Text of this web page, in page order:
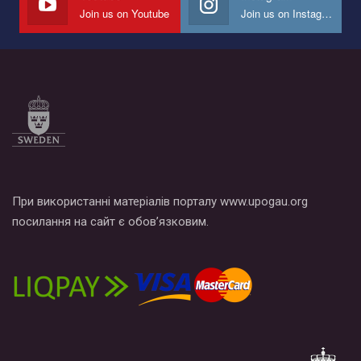
Join us on Youtube Join us on Instagram
При використанні матеріалів порталу www.upogau.org
посилання на сайт є обов’язковим.